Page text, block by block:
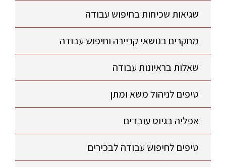
שגיאות שכיחות בחיפוש עבודה
מחקרים בנושאי קריירה וחיפוש עבודה
שאלות בראיונות עבודה
טיפים לניהול משא ומתן
אפליה בגיוס עובדים
טיפים לחיפוש עבודה לבכירים